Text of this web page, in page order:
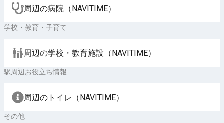
周辺の病院（NAVITIME）
学校・教育・子育て
周辺の学校・教育施設（NAVITIME）
駅周辺お役立ち情報
周辺のトイレ（NAVITIME）
その他